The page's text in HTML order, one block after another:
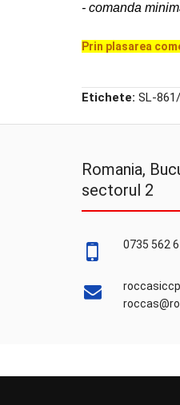
- comanda
Prin plasarea
Etichete: SL-
Romania,
sectorul 2
0735 562